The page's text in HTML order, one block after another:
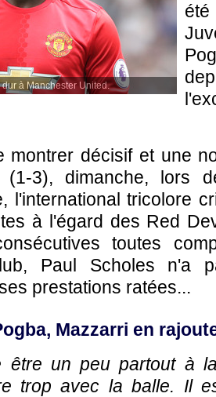
à Manchester United.
été
montrer décisif et une
(1-3), dimanche, lors
l'international tricolore
à l'égard des Red
toutes
Paul Scholes n'a
prestations ratées...
Mazzarri en
être un peu partout à
trop avec la balle. Il